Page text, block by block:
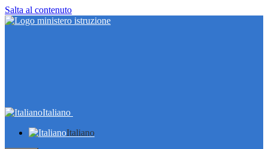
Salta al contenuto
Italiano
Italiano